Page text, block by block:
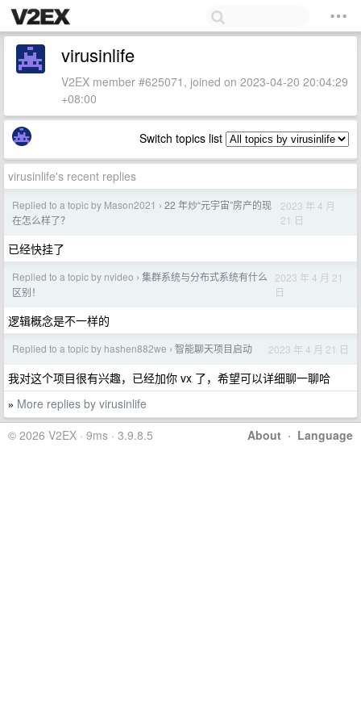
virusinlife
V2EX member #625071, joined on 2023-04-20 20:04:29
+08:00
Switch topics list
virusinlife's recent replies
Replied to a topic by Mason2021 › 22 年炒“元宇宙”房产的现
在怎么样了？
2023 年 4 月
21 日
已经快挂了
Replied to a topic by nvideo › 集群系统与分布式系统有什么
区别！
2023 年 4 月 21
日
逻辑概念是不一样的
Replied to a topic by hashen882we › 智能聊天项目启动 2023 年 4 月 21 日
我对这个项目很有兴趣，已经加你 vx 了，希望可以详细聊一聊哈
» More replies by virusinlife
About · Language
© 2026 V2EX · 9ms · 3.9.8.5